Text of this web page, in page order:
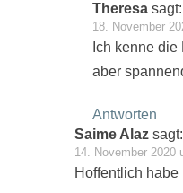
Theresa sagt:
18. November
Ich kenne
aber
Antworten
Saime Alaz sagt:
14. November 2020
Hoffentlich habe